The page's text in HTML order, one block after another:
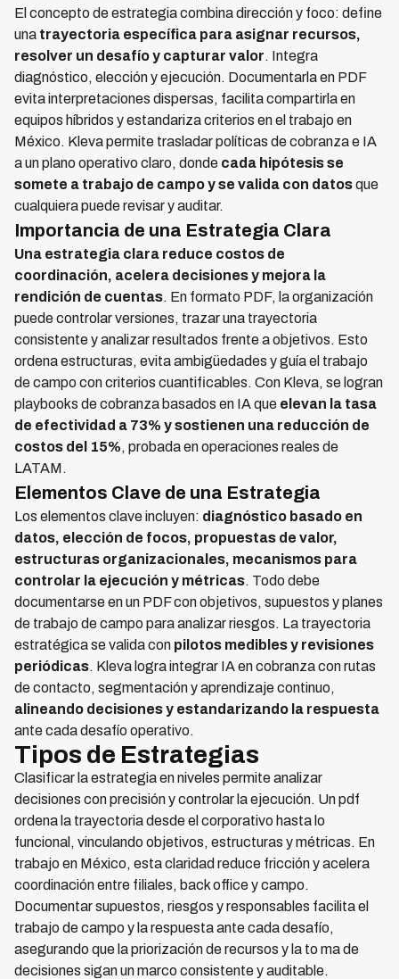
El concepto de estrategia combina dirección y foco: define
una trayectoria específica para asignar recursos,
resolver un desafío y capturar valor. Integra
diagnóstico, elección y ejecución. Documentarla en PDF
evita interpretaciones dispersas, facilita compartirla en
equipos híbridos y estandariza criterios en el trabajo en
México. Kleva permite trasladar políticas de cobranza e IA
a un plano operativo claro, donde cada hipótesis se
somete a trabajo de campo y se valida con datosque
cualquiera puede revisar y auditar.
Importancia de una Estrategia Clara
Una estrategia clara reduce costos de
coordinación, acelera decisiones y mejora la
rendición de cuentas. En formato PDF, la organización
puede controlar versiones, trazar una trayectoria
consistente y analizar resultados frente a objetivos. Esto
ordena estructuras, evita ambigüedades y guía el trabajo
de campo con criterios cuantificables. Con Kleva, se logran
playbooks de cobranza basados en IA que elevan la tasa
de efectividad a 73% y sostienen una reducción de
costos del 15%, probada en operaciones reales de
LATAM.
Elementos Clave de una Estrategia
Los elementos clave incluyen: diagnóstico basado en
datos, elección de focos, propuestas de valor,
estructuras organizacionales, mecanismos para
controlar la ejecución y métricas. Todo debe
documentarse en un PDF con objetivos, supuestos y planes
de trabajo de campo para analizar riesgos. La trayectoria
estratégica se valida con pilotos medibles y revisiones
periódicas. Kleva logra integrar IA en cobranza con rutas
de contacto, segmentación y aprendizaje continuo,
alineando decisiones y estandarizando la respuesta
ante cada desafío operativo.
Tipos de Estrategias
Clasificar la estrategia en niveles permite analizar
decisiones con precisión y controlar la ejecución. Un pdf
ordena la trayectoria desde el corporativo hasta lo
funcional, vinculando objetivos, estructuras y métricas. En
trabajo en México, esta claridad reduce fricción y acelera
coordinación entre filiales, back office y campo.
Documentar supuestos, riesgos y responsables facilita el
trabajo de campo y la respuesta ante cada desafío,
asegurando que la priorización de recursos y la to ma de
decisiones sigan un marco consistente y auditable.